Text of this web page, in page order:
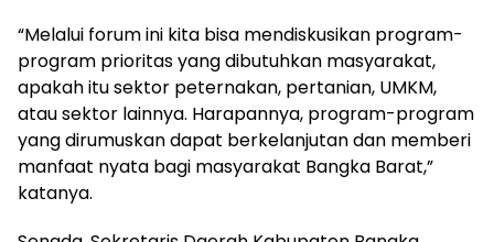
“Melalui forum ini kita bisa mendiskusikan program-
program prioritas yang dibutuhkan masyarakat,
apakah itu sektor peternakan, pertanian, UMKM,
atau sektor lainnya. Harapannya, program-program
yang dirumuskan dapat berkelanjutan dan memberi
manfaat nyata bagi masyarakat Bangka Barat,”
katanya.